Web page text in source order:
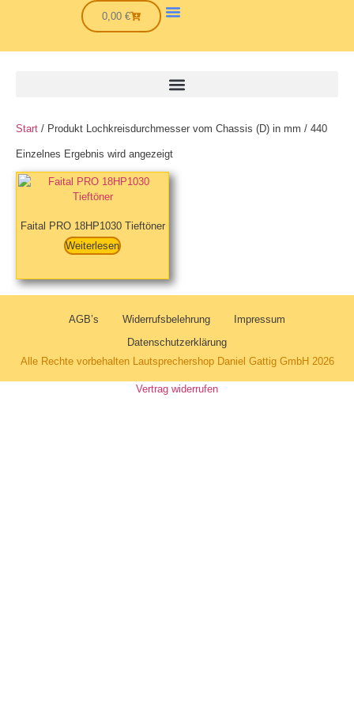
0,00€
Start / Produkt Lochkreisdurchmesser vom Chassis (D) in mm / 440
Einzelnes Ergebnis wird angezeigt
Faital PRO 18HP1030 Tieftöner
Weiterlesen
AGB’s Widerrufsbelehrung
Impressum
Datenschutzerklärung
Alle Rechte vorbehalten Lautsprechershop Daniel Gattig GmbH 2026
Vertrag widerrufen